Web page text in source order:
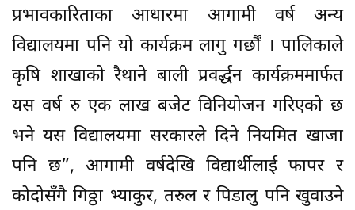
प्रभावकारिताका आधारमा आगामी वर्ष अन्य
विद्यालयमा पनि यो कार्यक्रम लागु गर्छौं । पालिकाले
कृषि शाखाको रैथाने बाली प्रवर्द्धन कार्यक्रममार्फत
यस वर्ष रु एक लाख बजेट विनियोजन गरिएको छ
भने यस विद्यालयमा सरकारले दिने नियमित खाजा
पनि छ”, आगामी वर्षदेखि विद्यार्थीलाई फापर र
कोदोसँगै गिठ्ठा भ्याकुर, तरुल र पिडालु पनि खुवाउने